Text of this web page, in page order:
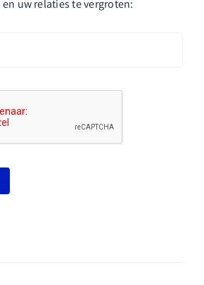
uw relaties te vergroten: